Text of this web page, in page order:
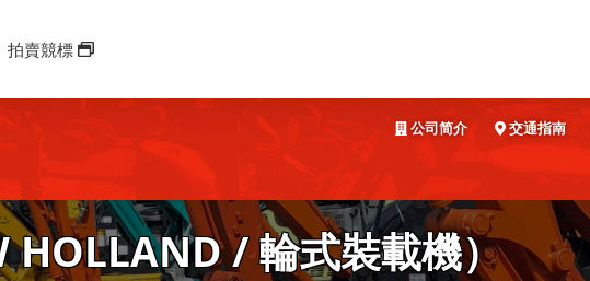
拍賣競標
公司简介 交通指南
HOLLAND / 輪式裝載機）